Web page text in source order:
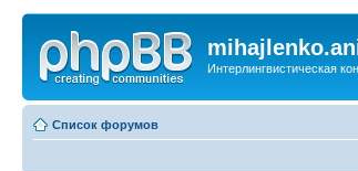
Интерлингвистическая
Список форумов